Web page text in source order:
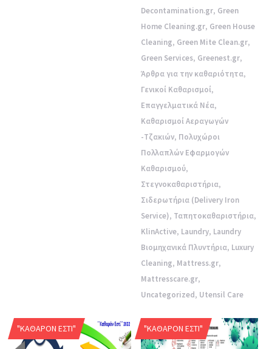
Decontamination.gr, Green
Home Cleaning.gr, Green House
Cleaning, Green Mite Clean.gr,
Green Services, Greenest.gr,
Άρθρα για την καθαριότητα,
Γενικοί Καθαρισμοί,
Επαγγελματικά Νέα,
Καθαρισμοί Αεραγωγών
-Τζακιών, Πολυχώροι
Πολλαπλών Εφαρμογών
Καθαρισμού,
Στεγνοκαθαριστήρια,
Σιδερωτήρια (Delivery Iron
Service), Ταπητοκαθαριστήρια,
KlinActive, Laundry, Laundry
Βιομηχανικά Πλυντήρια, Luxury
Cleaning, Mattress.gr,
Mattresscare.gr,
Uncategorized, Utensil Care
"ΚΑΘΑΡΌΝ ΕΣΤΊ" "ΚΑΘΑΡΌΝ ΕΣΤΊ"